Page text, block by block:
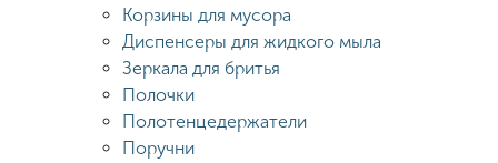
Корзины для мусора
Диспенсеры для жидкого мыла
Зеркала для бритья
Полочки
Полотенцедержатели
Поручни